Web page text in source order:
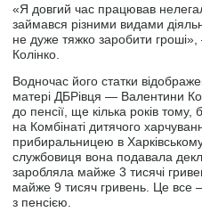
«Я довгий час працював
займався різними видами
не дуже тяжко заробити
Колінко.
Водночас його статки
матері ДБРівця — Валентини
до пенсії, ще кілька років
на Комбінаті дитячого
прибиральницею в
службовиця вона подавала
заробляла майже 3 тисячі
майже 9 тисяч гривень. Це все
з пенсією.